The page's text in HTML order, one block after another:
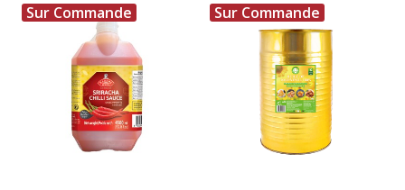
Sur Commande Sur Commande